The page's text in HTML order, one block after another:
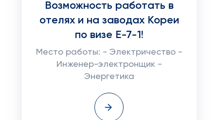
Возможность работать в
отелях и на заводах Кореи
по визе Е-7-1!
Место работы: - Электричество -
Инженер-электронщик -
Энергетика